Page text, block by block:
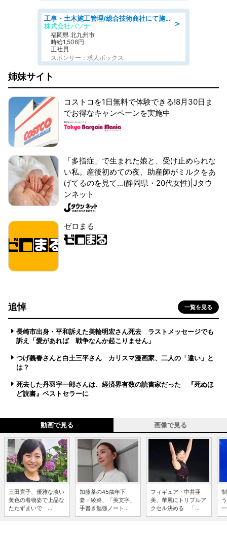
＞
工事・土木施工管理/総合技術商社にて施工管理のお仕事/即日勤務可/車通勤可/工事・土木施工管理/生産・品質管理
株式会社パソナ
福岡県 北九州市
時給1,506円
正社員
スポンサー：求人ボックス
姉妹サイト
コストコを1日無料で体験できる!8月30日ま
でお得なキャンペーンを実施中
「多指症」で生まれた娘と、受け止められな
い私。産後初めての夜、助産師がミルクをあ
げてるのを見て...(静岡県・20代女性)|Jタウ
ンネット
ゼロまる
追悼 一覧を見る
長崎市出身・平和訴えた美輪明宏さん死去 ラストメッセージでも
訴え「愛があれば 戦争なんか起こりません」
つげ義春さんと白土三平さん カリスマ漫画家、二人の「違い」と
は？
死去した丹羽宇一郎さんは、経済界有数の読書家だった 『死ぬほ
ど読書』ベストセラーに
動画で見る 画像で見る
三田寛子、優雅な淡い
黄色の着物姿で上品な
たたずまいで ...
加藤茶の45歳年下
妻・綾菜、「美文字」
手書き勉強ノート...
フィギュア・中井亜
美、華麗にトリプルア
クセル決める 「...